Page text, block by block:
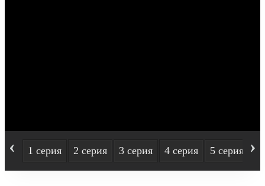
‹ 1 серия 2 серия 3 серия 4 серия 5 серия ›